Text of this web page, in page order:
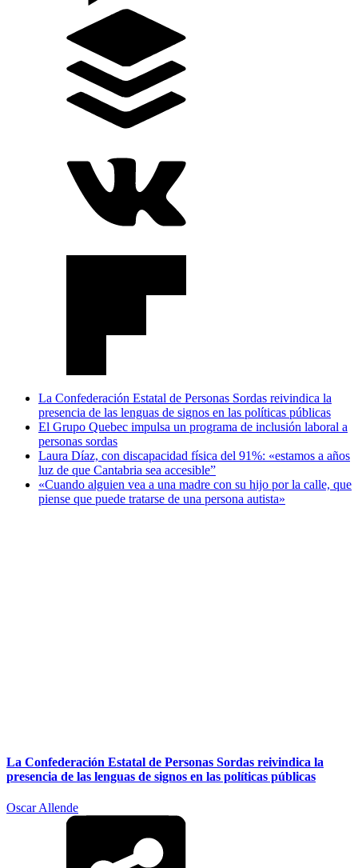
La Confederación Estatal de Personas Sordas reivindica la
presencia de las lenguas de signos en las políticas públicas
El Grupo Quebec impulsa un programa de inclusión laboral a
personas sordas
Laura Díaz, con discapacidad física del 91%: «estamos a años
luz de que Cantabria sea accesible”
«Cuando alguien vea a una madre con su hijo por la calle, que
piense que puede tratarse de una persona autista»
La Confederación Estatal de Personas Sordas reivindica la
presencia de las lenguas de signos en las políticas públicas
Oscar Allende